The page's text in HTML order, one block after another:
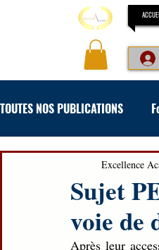
TOUTES NOS PUBLICATIONS
Formation concours et
Sujet
voie de
Excellence
Après leur